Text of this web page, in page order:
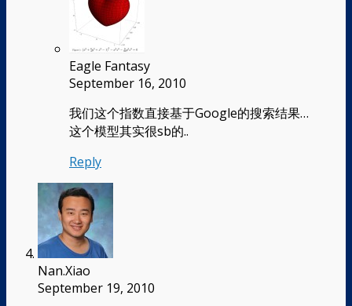
Eagle Fantasy
September 16, 2010
我们这个指数直接基于Google的搜索结果…
这个模型其实很sb的..
Reply
Nan.Xiao
September 19, 2010